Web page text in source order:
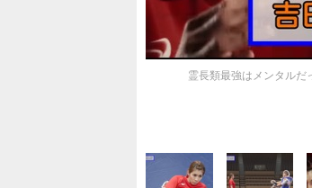
霊長類最強はメンタルだ